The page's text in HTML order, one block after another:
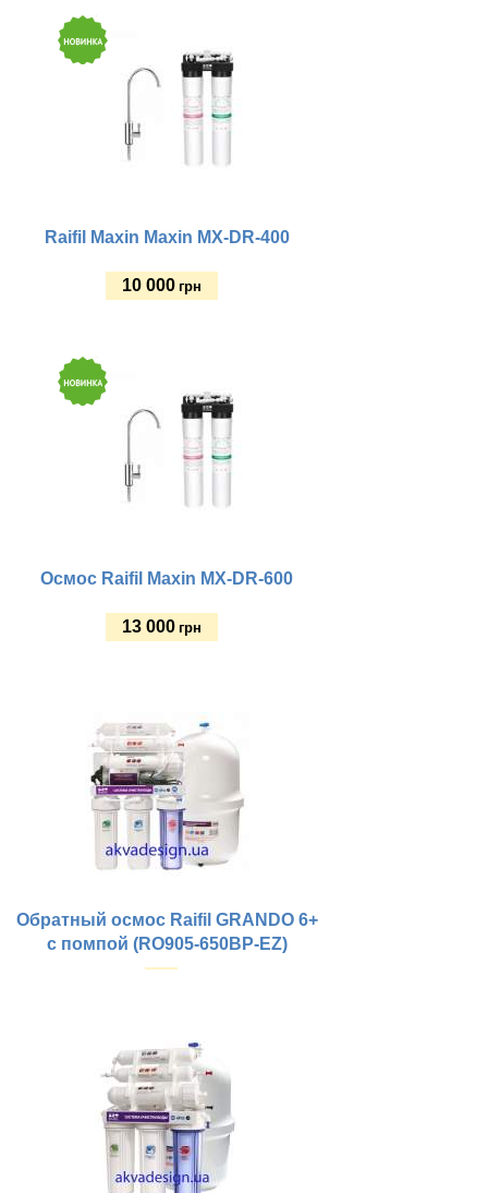
Raifil Maxin Maxin MX-DR-400
10 000 грн
Осмос Raifil Maxin MX-DR-600
13 000 грн
Обратный осмос Raifil GRANDO 6+
с помпой (RO905-650BP-EZ)
Рабочее давление, атм:
Материал корпуса:
Размер бака (выс/диаметр), мм:
Объем бака, л:
Материал бака: